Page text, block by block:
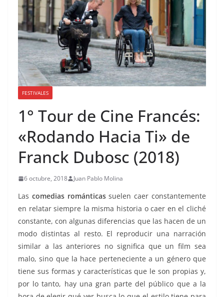
FESTIVALES
1° Tour de Cine Francés:
«Rodando Hacia Ti» de
Franck Dubosc (2018)
6 octubre, 2018 Juan Pablo Molina
Las comedias románticassuelen caer constantemente
en relatar siempre la misma historia o caer en el cliché
constante, con algunas diferencias que las hacen de un
modo distintas al resto. El reproducir una narración
similar a las anteriores no significa que un film sea
malo, sino que la hace perteneciente a un género que
tiene sus formas y características que le son propias y,
por lo tanto, hay una gran parte del público que a la